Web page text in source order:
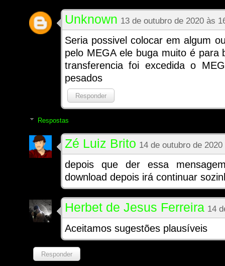
Unknown 13 de outubro de 2020 às
Seria possivel colocar em algum
pelo MEGA ele buga muito é
transferencia foi excedida o
pesados
Responder
Respostas
Zé Luiz Brito 14 de outubro de
depois que der essa
download depois irá continuar
Herbet de Jesus Ferreira 14
Aceitamos sugestões plausíveis
Responder